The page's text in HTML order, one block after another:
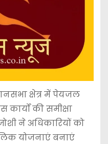
क्षेत्र में पेयजल
कार्यों की समीक्षा
ने अधिकारियों को
योजनाएं बनाएं